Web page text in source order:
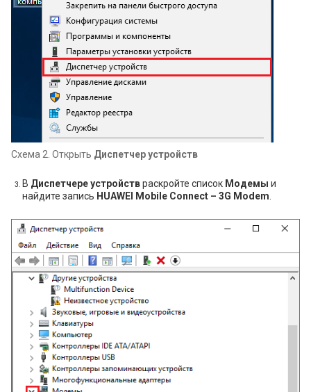
Схема 2. Открыть Диспетчер устройств
В Диспетчере устройствраскройте список Модемы и
найдите запись HUAWEI Mobile Connect – 3G Modem